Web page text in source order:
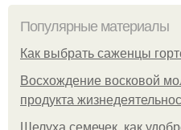
Популярные материалы
Как выбрать саженцы
Восхождение восковой
продукта
Шелуха семечек, как